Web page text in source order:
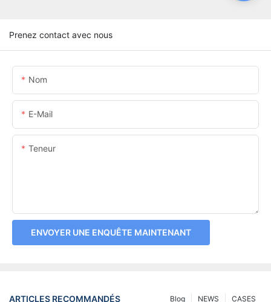
Prenez contact avec nous
Nom
E-Mail
Teneur
ENVOYER UNE ENQUÊTE MAINTENANT
ARTICLES RECOMMANDÉS CASES
NEWS
Blog